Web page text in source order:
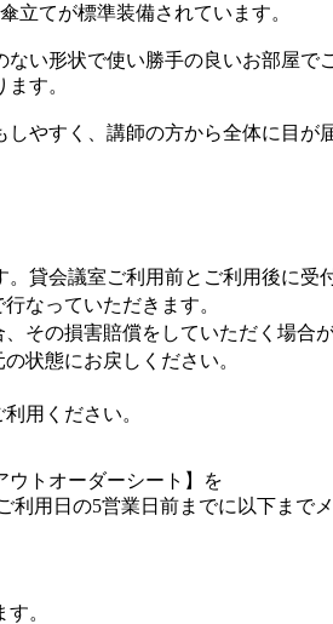
立てが標準装備されています。
い形状で使い勝手の良いお部屋で
す。
やすく、講師の方から全体に目が
貸会議室ご利用前とご利用後に受
なっていただきます。
その損害賠償をしていただく場合が
状態にお戻しください。
用ください。
ウトオーダーシート】を
用日の5営業日前までに以下まで
。